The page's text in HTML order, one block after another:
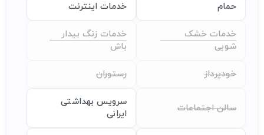
حمام خدمات اینترنت
خدمات خشک
شویی
خدمات زنگ بیدار
باش
خودپرداز رستوران
سالن اجتماعات
سرویس بهداشتی
ایرانی